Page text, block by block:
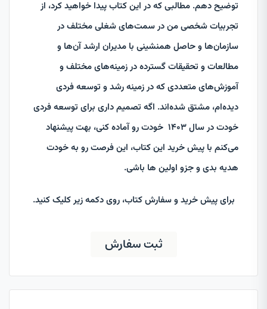
توضیح دهم. مطالبی که در این کتاب پیدا خواهید کرد، از
تجربیات شخصی من در سمت‌های شغلی مختلف در
سازمان‌ها و حاصل همنشینی با مدیران ارشد آن‌ها و
مطالعات و تحقیقات گسترده در زمینه‌های مختلف و
آموزش‌های متعددی که در زمینه رشد و توسعه فردی
دیده‌ام، مشتق شده‌اند. اگه تصمیم داری برای توسعه فردی
خودت در سال 1403 خودت رو آماده کنی، بهت پیشنهاد
می‌کنم با پیش خرید این کتاب، این فرصت رو به خودت
هدیه بدی و جزو اولین ها باشی.
برای پیش خرید و سفارش کتاب، روی دکمه زیر کلیک کنید.
ثبت سفارش